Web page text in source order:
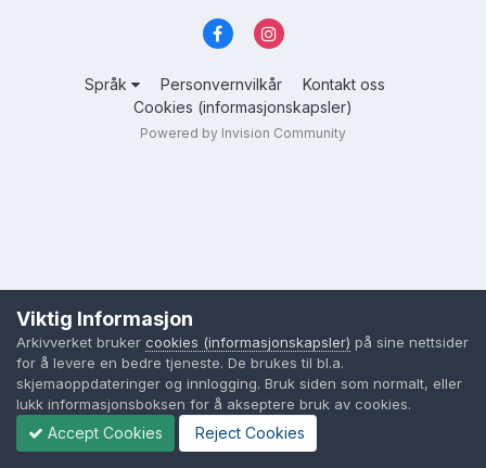
Språk Personvernvilkår
Kontakt oss
Cookies (informasjonskapsler)
Powered by Invision Community
Viktig Informasjon
Arkivverket bruker cookies (informasjonskapsler) på sine nettsider
for å levere en bedre tjeneste. De brukes til bl.a.
skjemaoppdateringer og innlogging. Bruk siden som normalt, eller
lukk informasjonsboksen for å akseptere bruk av cookies.
Accept Cookies Reject Cookies